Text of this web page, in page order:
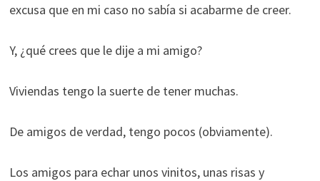
excusa que en mi caso no sabía si acabarme de creer.
Y, ¿qué crees que le dije a mi amigo?
Viviendas tengo la suerte de tener muchas.
De amigos de verdad, tengo pocos (obviamente).
Los amigos para echar unos vinitos, unas risas y